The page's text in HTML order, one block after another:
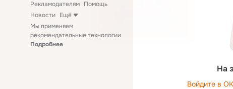
Рекламодателям Помощь
Новости Ещё
Мы применяем
рекомендательные технологии
Подробнее
На
Войдите в ОК